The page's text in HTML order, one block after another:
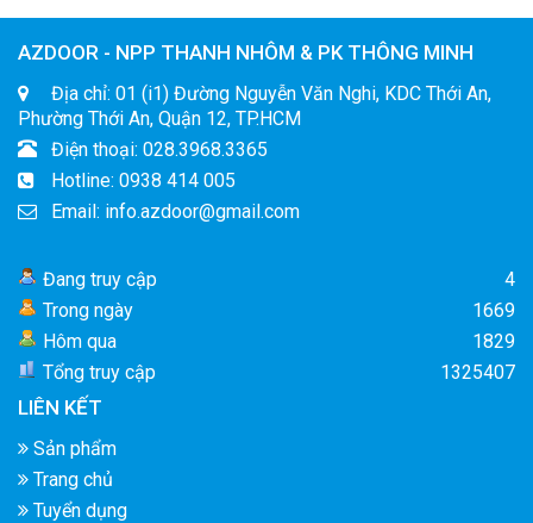
AZDOOR - NPP THANH NHÔM & PK THÔNG MINH
Địa chỉ: 01 (i1) Đường Nguyễn Văn Nghi, KDC Thới An,
Phường Thới An, Quận 12, TP.HCM
Điện thoại: 028.3968.3365
Hotline: 0938 414 005
Email: info.azdoor@gmail.com
Đang truy cập
4
Trong ngày
1669
Hôm qua
1829
Tổng truy cập
1325407
LIÊN KẾT
Sản phẩm
Trang chủ
Tuyển dụng